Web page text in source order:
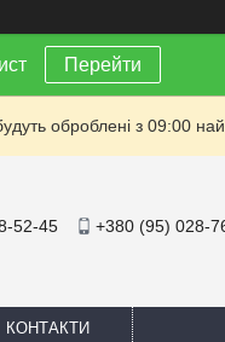
Перейти
оброблені з 09:00
52-45 +380 (95) 028-
КОНТАКТИ